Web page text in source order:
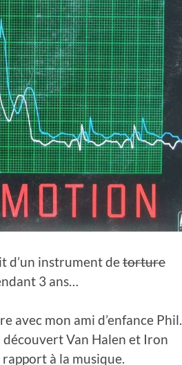
d’un instrument detorture
3 ans…
avec mon ami d’enfance Phil.
Van Halen et Iron
à la musique.